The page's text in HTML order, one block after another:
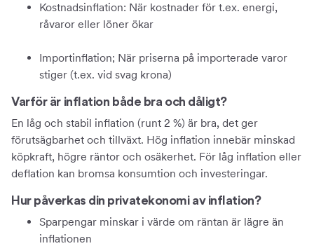
Kostnadsinflation: När kostnader för t.ex. energi,
råvaror eller löner ökar
Importinflation; När priserna på importerade varor
stiger (t.ex. vid svag krona)
Varför är inflation både bra och dåligt?
En låg och stabil inflation (runt 2 %) är bra, det ger
förutsägbarhet och tillväxt. Hög inflation innebär minskad
köpkraft, högre räntor och osäkerhet. För låg inflation eller
deflation kan bromsa konsumtion och investeringar.
Hur påverkas din privatekonomi av inflation?
Sparpengar minskar i värde om räntan är lägre än
inflationen